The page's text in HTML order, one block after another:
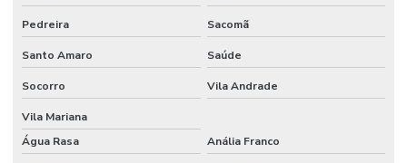
Frasco roux
Freezer para laboratório
Funil de separação laboratório
Funil de separação preço
Pedreira Sacomã
Santo Amaro Saúde
Socorro Vila Andrade
Vila Mariana
Água Rasa
Anália Franco